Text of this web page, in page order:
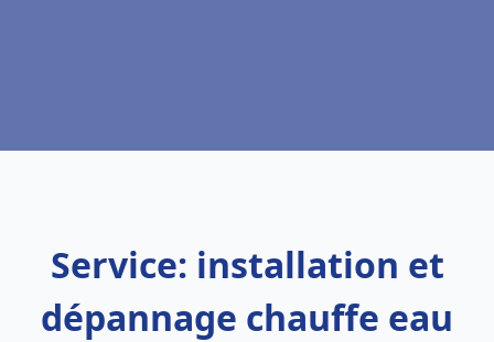
Service: installation et
dépannage chauffe eau